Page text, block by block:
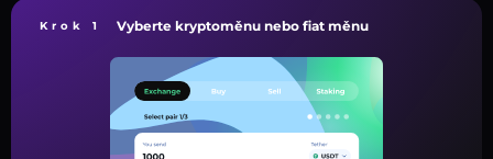
Krok 1 Vyberte kryptoměnu nebo fiat měnu